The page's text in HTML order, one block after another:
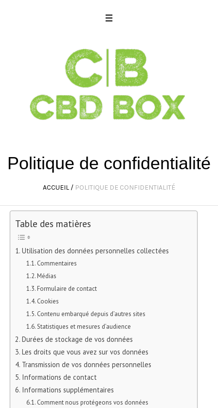
Politique de confidentialité
ACCUEIL / POLITIQUE DE CONFIDENTIALITÉ
Table des matières
Utilisation des données personnelles collectées
Commentaires
Médias
Formulaire de contact
Cookies
Contenu embarqué depuis d’autres sites
Statistiques et mesures d’audience
Durées de stockage de vos données
Les droits que vous avez sur vos données
Transmission de vos données personnelles
Informations de contact
Informations supplémentaires
Comment nous protégeons vos données